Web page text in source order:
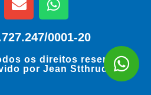
0001-20
os direitos reservados
por Jean Stthrudell